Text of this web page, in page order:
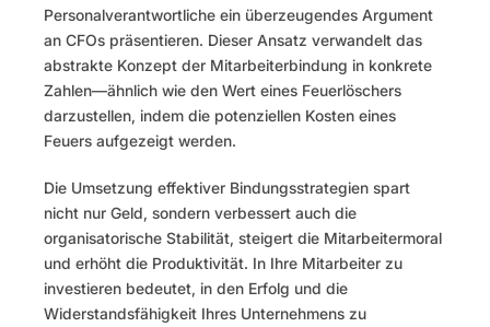
Personalverantwortliche ein überzeugendes Argument
an CFOs präsentieren. Dieser Ansatz verwandelt das
abstrakte Konzept der Mitarbeiterbindung in konkrete
Zahlen—ähnlich wie den Wert eines Feuerlöschers
darzustellen, indem die potenziellen Kosten eines
Feuers aufgezeigt werden.
Die Umsetzung effektiver Bindungsstrategien spart
nicht nur Geld, sondern verbessert auch die
organisatorische Stabilität, steigert die Mitarbeitermoral
und erhöht die Produktivität. In Ihre Mitarbeiter zu
investieren bedeutet, in den Erfolg und die
Widerstandsfähigkeit Ihres Unternehmens zu